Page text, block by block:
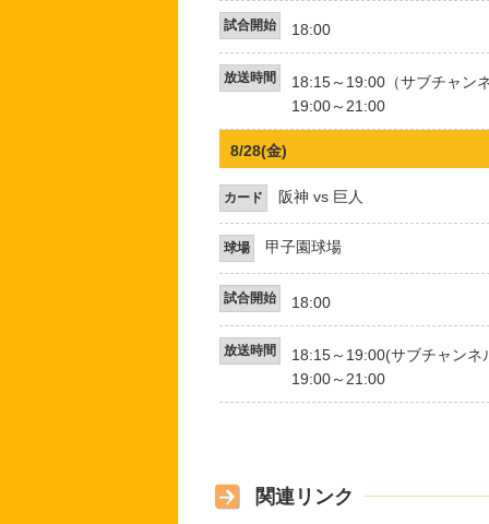
試合開始 18:00
放送時間
18:15～19:00（サブチャン
19:00～21:00
8/28(金)
カード 阪神 vs 巨人
球場 甲子園球場
試合開始 18:00
放送時間
18:15～19:00(サブチャンネ
19:00～21:00
関連リンク